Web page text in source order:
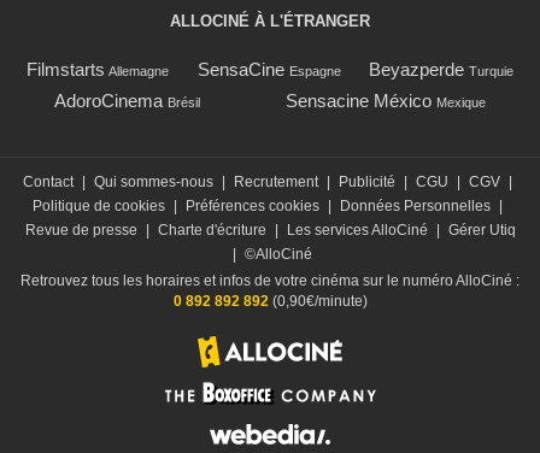
ALLOCINÉ À L'ÉTRANGER
Filmstarts Allemagne SensaCine Espagne Beyazperde Turquie
AdoroCinema Brésil Sensacine México Mexique
Contact | Qui sommes-nous | Recrutement | Publicité | CGU | CGV |
Politique de cookies | Préférences cookies | Données Personnelles |
Revue de presse
| Charte d'écriture | Les services AlloCiné | Gérer Utiq
| ©AlloCiné
Retrouvez tous les horaires et infos de votre cinéma sur le numéro AlloCiné :
0 892 892 892 (0,90€/minute)